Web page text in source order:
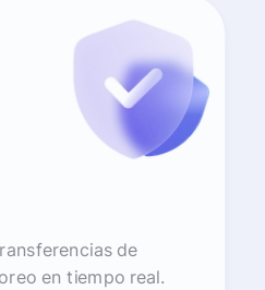
de
en tiempo real.